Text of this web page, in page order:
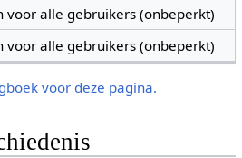
voor alle gebruikers (onbeperkt)
voor alle gebruikers (onbeperkt)
voor deze pagina.